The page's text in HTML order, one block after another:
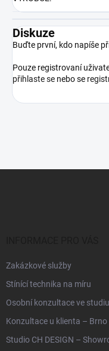
Diskuze
Buďte první, kdo napíše
Pouze registrovaní
přihlaste se nebo se
Zakázkové služby
Stínící technika na míru
Osobní konzultace ve studiu
Konzultace u klienta – Brno
Studio CH DESIGN –